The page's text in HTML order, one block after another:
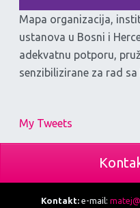
Mapa organizacija,
ustanova u Bosni i
adekvatnu potporu,
senzibilizirane za rad sa
My Tweets
Kontakt:e-mail: